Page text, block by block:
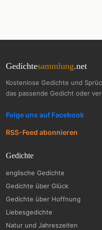
Gedichtesammlung.net
Kostenlose Gedichte und
das passende Gedicht oder
Folge uns auf Facebook
RSS-Feed abonnieren
Gedichte
englische Gedichte
Gedichte über Glück
Gedichte über Hoffnung
Liebesgedichte
Natur und Jahreszeiten